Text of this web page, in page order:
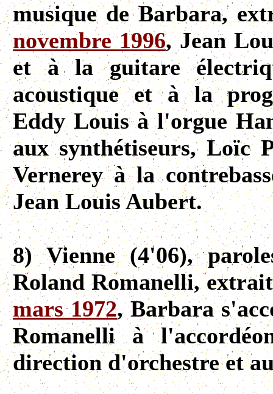
musique de Barbara,
novembre 1996, Jean
et à la guitare
acoustique et à la
Eddy Louis à l'orgue
aux synthétiseurs, Loïc
Vernerey à la
Jean Louis Aubert.
8) Vienne (4'06),
Roland Romanelli,
mars 1972, Barbara
Romanelli à
direction d'orchestre et